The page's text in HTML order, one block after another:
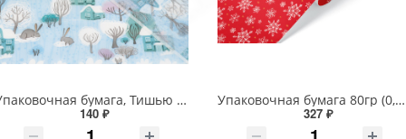
Упаковочная бумага, Тишью (0,7*10 м) Морозный день, Голубой, 1 шт.
140 ₽
Упаковочная бумага 80гр (0,7*1 м) Волшебные снежинки, 10 шт.
327 ₽